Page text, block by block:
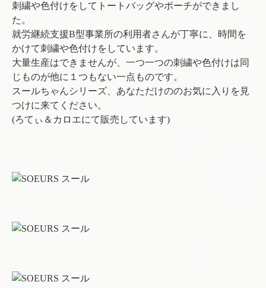
刺繍や色付けをしてトートバッグやポーチができまし
た。
就労継続支援B型事業所の利用者さんが丁寧に、時間を
かけて刺繍や色付けをしています。
大量生産はできませんが、一つ一つの刺繍や色付けは同
じものが他に１つもない一点ものです。
スールちゃんシリーズ、あなただけののお気に入りを見
つけに来てください。
(ろてぃ＆カロエにて販売しています)